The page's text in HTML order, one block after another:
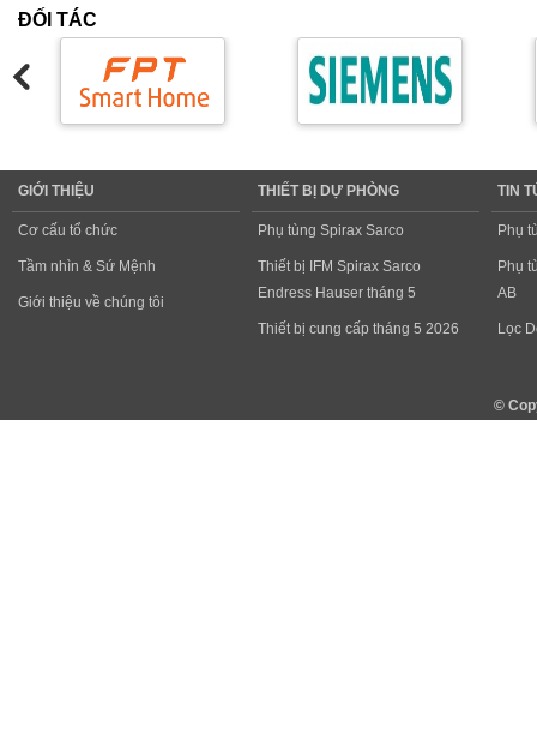
ĐỐI TÁC
GIỚI THIỆU
Cơ cấu tổ chức
Tầm nhìn & Sứ Mệnh
Giới thiệu về chúng tôi
THIẾT BỊ DỰ PHÒNG
Phụ tùng Spirax Sarco
Thiết bị IFM Spirax Sarco
Endress Hauser tháng 5
Thiết bị cung cấp tháng 5 2026
TIN
Phụ
Phụ
AB
Lọc
©